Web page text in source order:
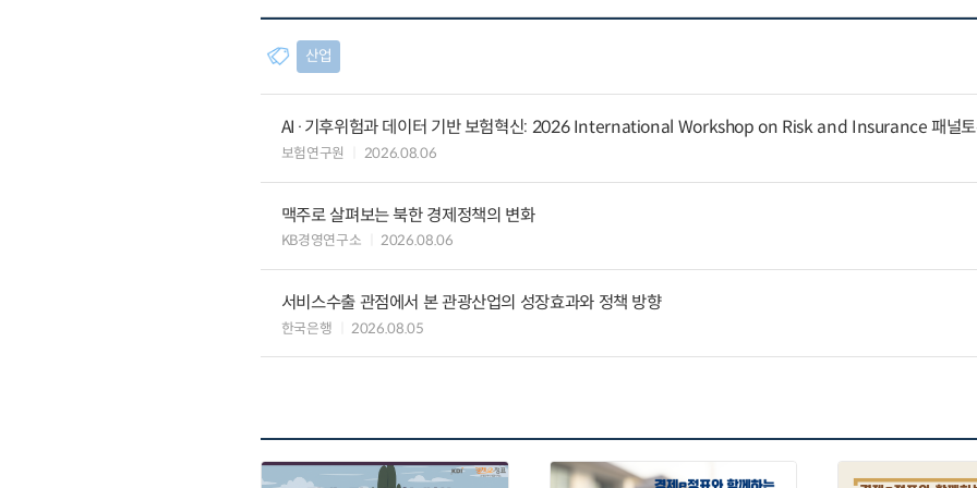
산업
AI·기후위험과 데이터 기반 보험혁신: 2026 International Workshop on Risk and Insurance 패널토
보험연구원 2026.08.06
맥주로 살펴보는 북한 경제정책의 변화
KB경영연구소 2026.08.06
서비스수출 관점에서 본 관광산업의 성장효과와 정책 방향
한국은행 2026.08.05